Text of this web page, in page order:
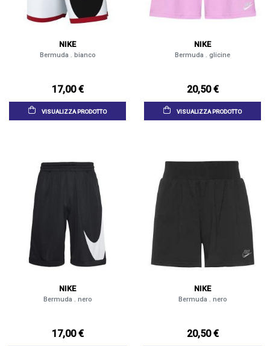
NIKE
Bermuda . bianco
17,00 €
VISUALIZZA PRODOTTO
NIKE
Bermuda . glicine
20,50 €
VISUALIZZA PRODOTTO
NIKE
Bermuda . nero
17,00 €
NIKE
Bermuda . nero
20,50 €